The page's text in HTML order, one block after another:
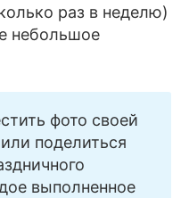
раз в неделю)
небольшое
фото своей
поделиться
выполненное